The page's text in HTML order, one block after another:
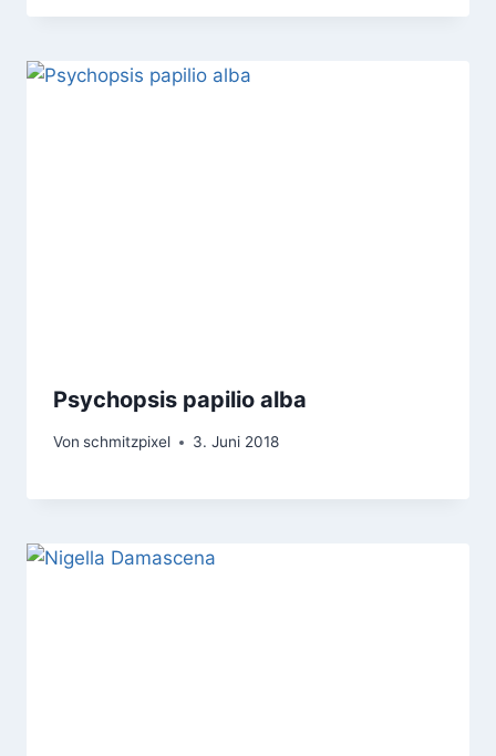
Psychopsis papilio alba
Von schmitzpixel 3. Juni 2018